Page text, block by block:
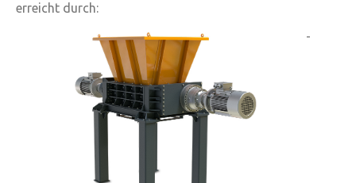
erreicht durch:
-